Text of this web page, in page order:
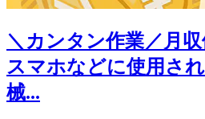
＼カンタン作業／月収
スマホなどに使用さ
械...